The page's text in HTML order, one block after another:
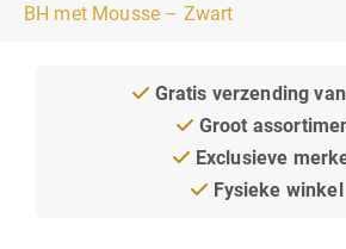
BH met Mousse – Zwart
Gratis verzending
Groot
Exclusieve
Fysieke winkel